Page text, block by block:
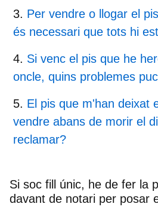
Per vendre o llogar el
és necessari que tots hi
Si venc el pis que he
oncle, quins problemes
El pis que m'han deixat
vendre abans de morir el
reclamar?
Si soc fill únic, he de fer la
davant de notari per posar